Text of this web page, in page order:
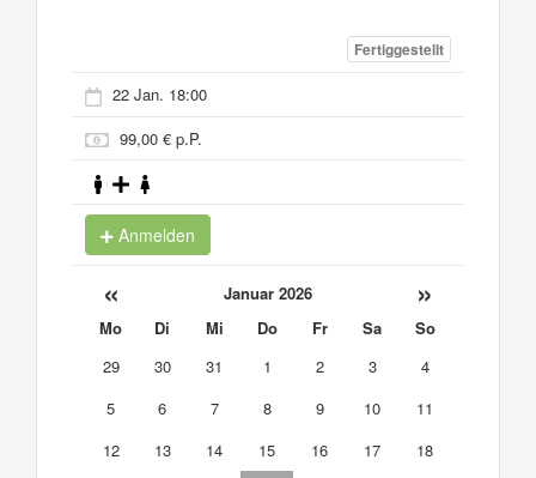
Fertiggestellt
22 Jan. 18:00
99,00 € p.P.
Anmelden
« Januar 2026 »
Mo Di Mi Do Fr Sa
So
29
30 31 1 2 3
4
5
6 7 8 9 10
11
12
13 14 15 16 17
18